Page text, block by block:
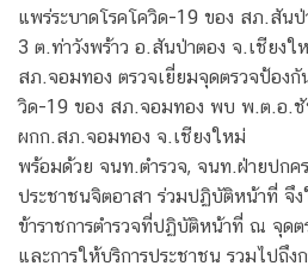
แพร่ระบาดโรคโควิด-19 ของ สภ.สัน
3 ต.ท่าวังพร้าว อ.สันป่าตอง จ.เชียงใ
สภ.จอมทอง ตรวจเยี่ยมจุดตรวจป้องกั
วิด-19 ของ สภ.จอมทอง พบ พ.ต.อ.ชั
ผกก.สภ.จอมทอง จ.เชียงใหม่
พร้อมด้วย จนท.ตำรวจ, จนท.ฝ่ายปก
ประชาชนจิตอาสา ร่วมปฏิบัติหน้าที่ จึ
ข้าราชการตำรวจที่ปฏิบัติหน้าที่ ณ จุดต
และการให้บริการประชาชน รวมไปถึ